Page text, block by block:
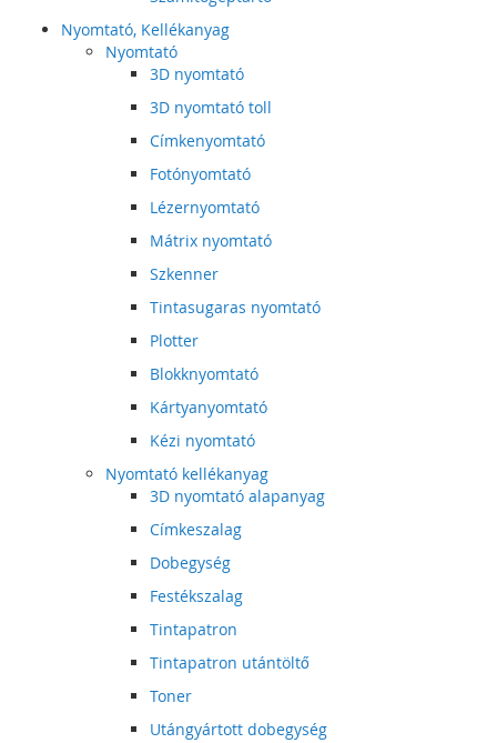
Nyomtató, Kellékanyag
Nyomtató
3D nyomtató
3D nyomtató toll
Címkenyomtató
Fotónyomtató
Lézernyomtató
Mátrix nyomtató
Szkenner
Tintasugaras nyomtató
Plotter
Blokknyomtató
Kártyanyomtató
Kézi nyomtató
Nyomtató kellékanyag
3D nyomtató alapanyag
Címkeszalag
Dobegység
Festékszalag
Tintapatron
Tintapatron utántöltő
Toner
Utángyártott dobegység